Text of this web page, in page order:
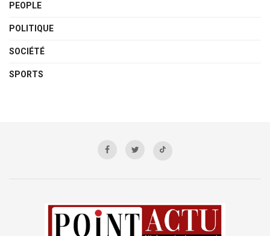
PEOPLE
POLITIQUE
SOCIÉTÉ
SPORTS